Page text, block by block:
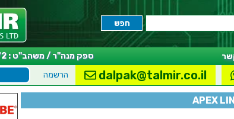
ספק מנה"ר / משהב"ט : 083-074572
הרשמה dalpak@talmir.co.il
APEX